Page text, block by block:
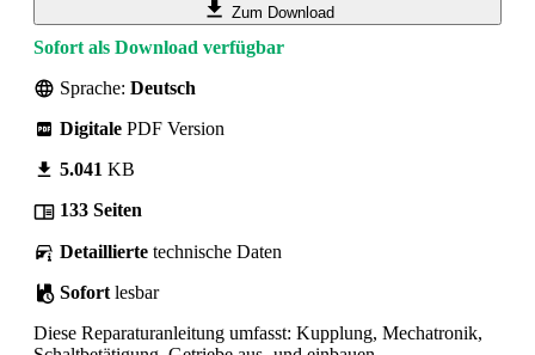
Zum Download
Sofort als Download verfügbar
Sprache: Deutsch
Digitale PDF Version
5.041 KB
133 Seiten
Detaillierte technische Daten
Sofort lesbar
Diese Reparaturanleitung umfasst: Kupplung, Mechatronik,